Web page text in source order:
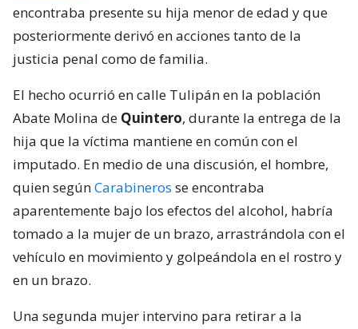
encontraba presente su hija menor de edad y que
posteriormente derivó en acciones tanto de la
justicia penal como de familia.
El hecho ocurrió en calle Tulipán en la población
Abate Molina de Quintero, durante la entrega de la
hija que la víctima mantiene en común con el
imputado. En medio de una discusión, el hombre,
quien segúnCarabineros se encontraba
aparentemente bajo los efectos del alcohol, habría
tomado a la mujer de un brazo, arrastrándola con el
vehículo en movimiento y golpeándola en el rostro y
en un brazo.
Una segunda mujer intervino para retirar a la